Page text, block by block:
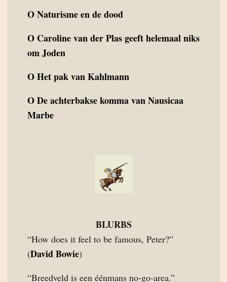
ONaturisme en de dood
O Caroline van der Plas geeft helemaal niks
om Joden
OHet pak van Kahlmann
ODe achterbakse komma van Nausicaa
Marbe
BLURBS
“How does it feel to be famous, Peter?”
(David Bowie)
“Breedveld is een éénmans no-go-area.”